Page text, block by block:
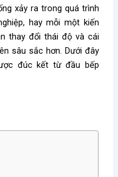
xảy ra trong quá trình
hay mỗi một kiến
thay đổi thái độ và cái
sâu sắc hơn. Dưới đây
đúc kết từ đầu bếp